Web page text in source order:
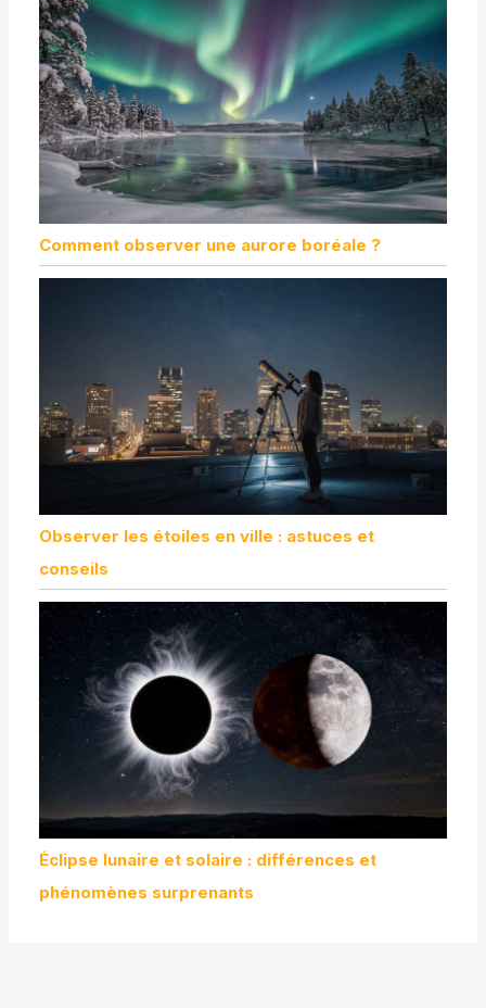
Comment observer une aurore boréale ?
Observer les étoiles en ville : astuces et
conseils
Éclipse lunaire et solaire : différences et
phénomènes surprenants